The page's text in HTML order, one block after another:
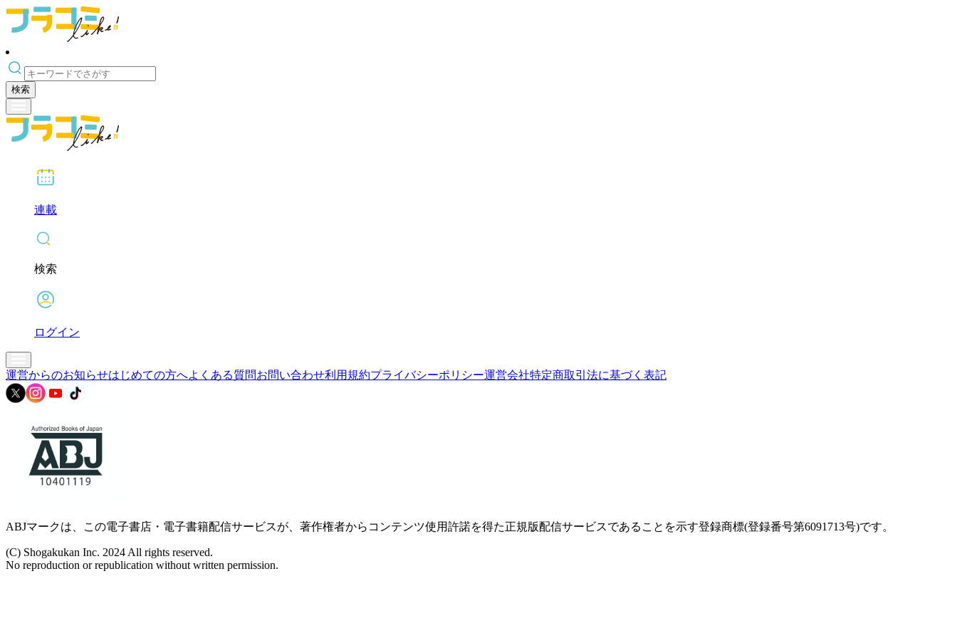
検索
連載
検索
ログイン
運営からのお知らせはじめての方へよくある質問お問い合わせ利用規約プライバシーポリシー運営会社特定商取引法に基づく表記
ABJマークは、この電子書店・電子書籍配信サービスが、著作権者からコンテンツ使用許諾を得た正規版配信サービスであることを示す登録商標(登録番号第6091713号)です。
(C) Shogakukan Inc. 2024 All rights reserved.
No reproduction or republication without written permission.